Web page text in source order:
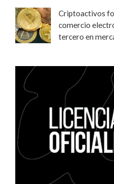
Criptoactivos
comercio
tercero en